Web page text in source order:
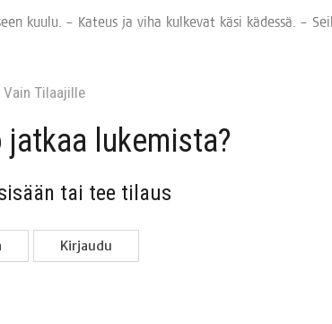
kuu­lu. – Kateus ja viha kul­ke­vat käsi kädes­sä. –
Vain Tilaa­jil­le
lukemista?
tai tee tilaus
Kir­jau­du